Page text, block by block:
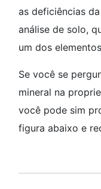
as deficiências
análise de solo,
um dos
Se você se
mineral na
você pode sim
figura abaixo e